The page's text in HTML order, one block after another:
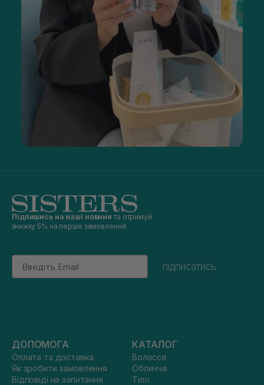
Підпишись на наші новини та отримуй
знижку 5% на перше замовлення
Email
підписатись
ДОПОМОГА
Оплата та доставка
Як зробити замовлення
Відповіді на запитання
КАТАЛОГ
Волосся
Обличчя
Тіло